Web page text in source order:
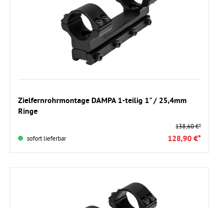
Zielfernrohrmontage DAMPA 1-teilig 1" / 25,4mm
Ringe
sofort lieferbar
138,60 €*
128,90 €*